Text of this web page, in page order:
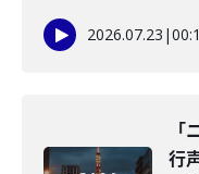
2026.07.23 |
行